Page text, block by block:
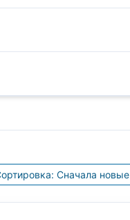
Сортировка: Сначала новые